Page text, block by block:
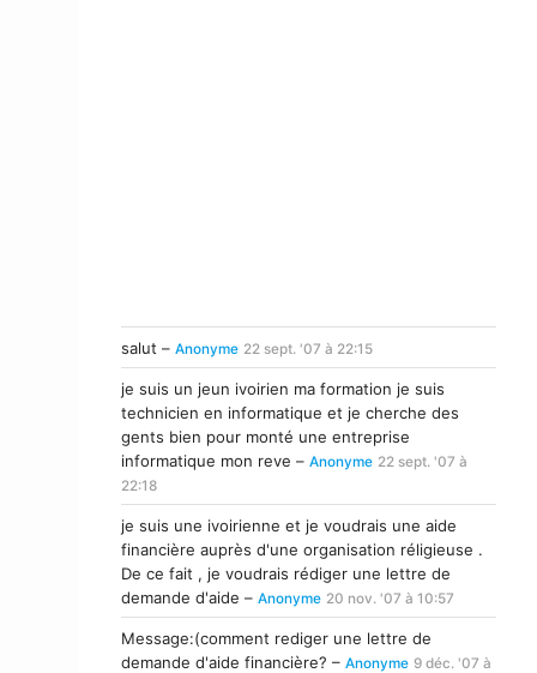
salut – Anonyme 22 sept. '07 à 22:15
je suis un jeun ivoirien ma formation je suis
technicien en informatique et je cherche des
gents bien pour monté une entreprise
informatique mon reve – Anonyme 22 sept. '07 à
22:18
je suis une ivoirienne et je voudrais une aide
financière auprès d'une organisation réligieuse .
De ce fait , je voudrais rédiger une lettre de
demande d'aide – Anonyme 20 nov. '07 à 10:57
Message:(comment rediger une lettre de
demande d'aide financière? – Anonyme 9 déc. '07 à